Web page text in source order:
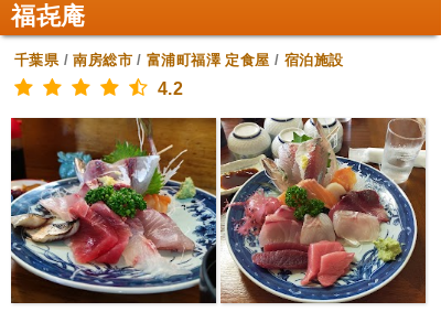
福㐂庵
千葉県/南房総市/富浦町福澤 定食屋 / 宿泊施設
4.2